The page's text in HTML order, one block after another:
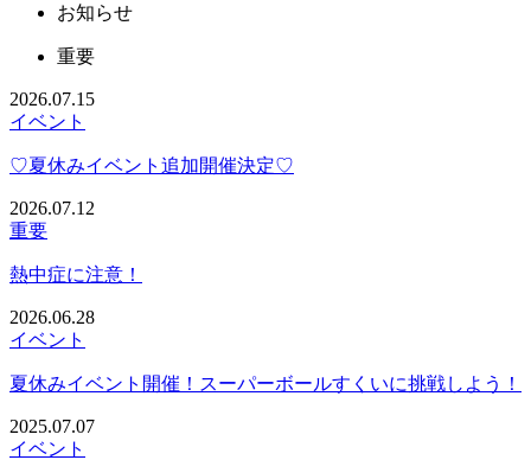
お知らせ
重要
2026.07.15
イベント
♡夏休みイベント追加開催決定♡
2026.07.12
重要
熱中症に注意！
2026.06.28
イベント
夏休みイベント開催！スーパーボールすくいに挑戦しよう！
2025.07.07
イベント